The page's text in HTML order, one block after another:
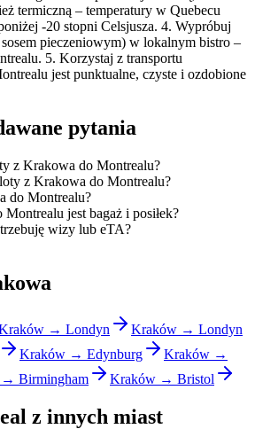
termiczną – temperatury w Quebecu
-20 stopni Celsjusza. 4. Wypróbuj
pieczeniowym) w lokalnym bistro –
5. Korzystaj z transportu
jest punktualne, czyste i ozdobione
pytania
z Krakowa do Montrealu?
z Krakowa do Montrealu?
do Montrealu?
jest bagaż i posiłek?
wizy lub eTA?
→ Londyn
Kraków → Londyn
Kraków → Edynburg
Kraków →
Birmingham Kraków → Bristol
z innych miast